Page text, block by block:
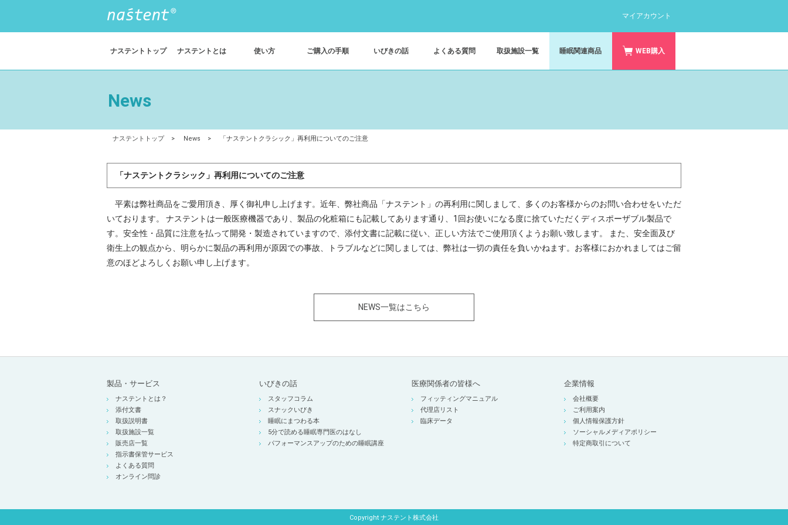
マイアカウント
ナステントトップ ナステントとは 使い方 ご購入の手順 いびきの話 よくある質問 取扱施設一覧 睡眠関連商品 WEB購入
News
ナステントトップ > News > 「ナステントクラシック」再利用についてのご注意
「ナステントクラシック」再利用についてのご注意
平素は弊社商品をご愛用頂き、厚く御礼申し上げます。近年、弊社商品「ナステント」の再利用に関しまして、多くのお客様からのお問い合わせをいただ
いております。 ナステントは一般医療機器であり、製品の化粧箱にも記載してあります通り、1回お使いになる度に捨ていただくディスポーザブル製品で
す。安全性・品質に注意を払って開発・製造されていますので、添付文書に記載に従い、正しい方法でご使用頂くようお願い致します。 また、安全面及び
衛生上の観点から、明らかに製品の再利用が原因での事故、トラブルなどに関しましては、弊社は一切の責任を負いかねます。お客様におかれましてはご留
意のほどよろしくお願い申し上げます。
NEWS一覧はこちら
製品・サービス
ナステントとは？
添付文書
取扱説明書
取扱施設一覧
販売店一覧
指示書保管サービス
よくある質問
オンライン問診
いびきの話
スタッフコラム
スナックいびき
睡眠にまつわる本
5分で読める睡眠専門医のはなし
パフォーマンスアップのための睡眠講座
医療関係者の皆様へ
フィッティングマニュアル
代理店リスト
臨床データ
企業情報
会社概要
ご利用案内
個人情報保護方針
ソーシャルメディアポリシー
特定商取引について
Copyright ナステント株式会社